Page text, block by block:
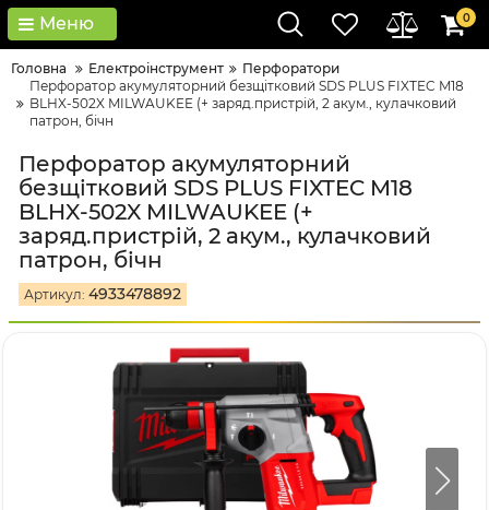
Меню 0
Головна Електроінструмент
Перфоратори
Перфоратор акумуляторний безщітковий SDS PLUS FIXTEC M18
BLHX-502X MILWAUKEE (+ заряд.пристрій, 2 акум., кулачковий
патрон, бічн
Перфоратор акумуляторний
безщітковий SDS PLUS FIXTEC M18
BLHX-502X MILWAUKEE (+
заряд.пристрій, 2 акум., кулачковий
патрон, бічн
Артикул: 4933478892